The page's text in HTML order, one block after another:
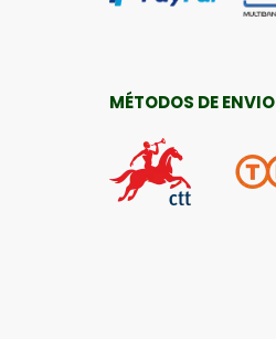
MÉTODOS DE ENVIO